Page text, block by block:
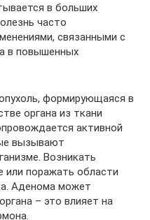
в больших
часто
связанными с
в повышенных
формирующаяся в
органа из ткани
активной
вызывают
Возникать
или поражать области
Аденома может
– это влияет на